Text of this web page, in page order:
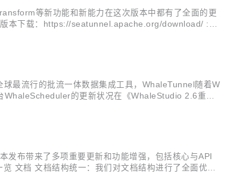
等新功能和新能力在这次版本中都有了全面的更
本下载：https://seatunnel.apache.org/download/ :bo
最流行的批流一体数据集成工具，WhaleTunnel随着W
的更新状况在《WhaleStudio 2.6重磅
发布带来了多项重要更新和功能增强，包括核心与API
文档 文档结构统一：我们对文档结构进行了全面优